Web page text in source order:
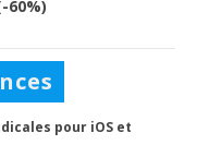
60%)
pour iOS et